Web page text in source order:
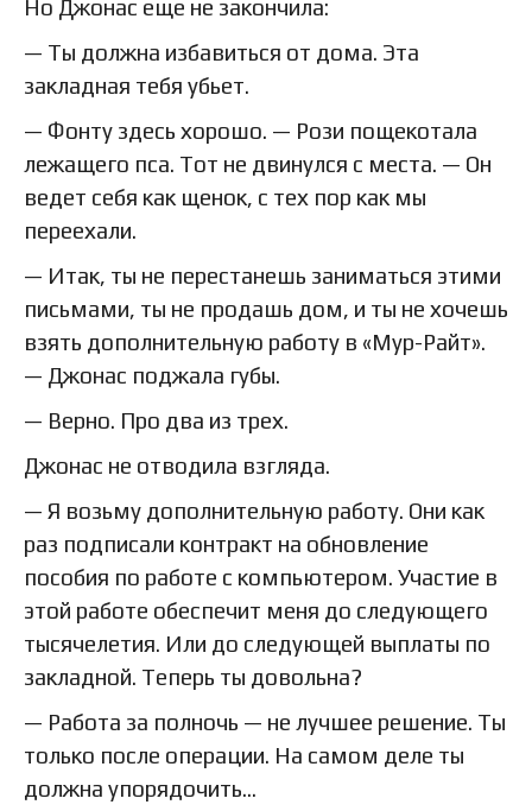
Но Джонас еще не закончила:
— Ты должна избавиться от дома. Эта
закладная тебя убьет.
— Фонту здесь хорошо. — Рози пощекотала
лежащего пса. Тот не двинулся с места. — Он
ведет себя как щенок, с тех пор как мы
переехали.
— Итак, ты не перестанешь заниматься этими
письмами, ты не продашь дом, и ты не хочешь
взять дополнительную работу в «Мур-Райт».
— Джонас поджала губы.
— Верно. Про два из трех.
Джонас не отводила взгляда.
— Я возьму дополнительную работу. Они как
раз подписали контракт на обновление
пособия по работе с компьютером. Участие в
этой работе обеспечит меня до следующего
тысячелетия. Или до следующей выплаты по
закладной. Теперь ты довольна?
— Работа за полночь — не лучшее решение. Ты
только после операции. На самом деле ты
должна упорядочить…